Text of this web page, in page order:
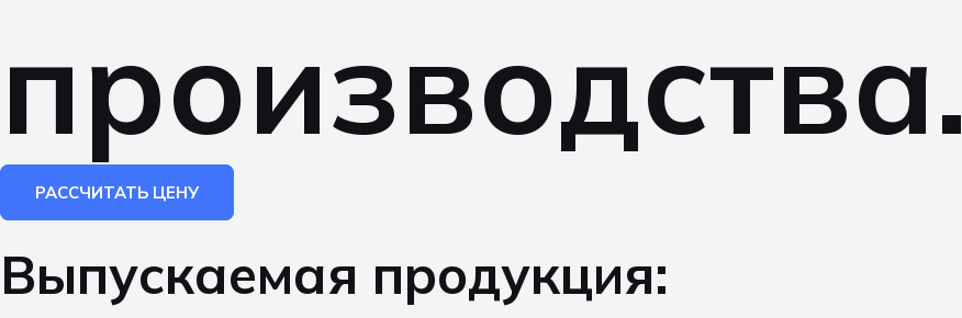
производства.
РАССЧИТАТЬ ЦЕНУ
Выпускаемая продукция: